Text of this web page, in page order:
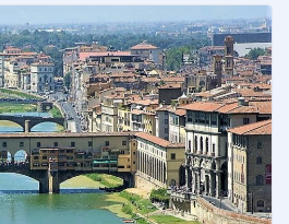
а
в
и
т
ь